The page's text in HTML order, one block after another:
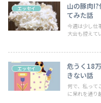
エッセイ
山の豚肉
てみた話
今週は少し仕
大会も控えて
エッセイ
危うく18
きない話
何で、私って
に呆れを通り